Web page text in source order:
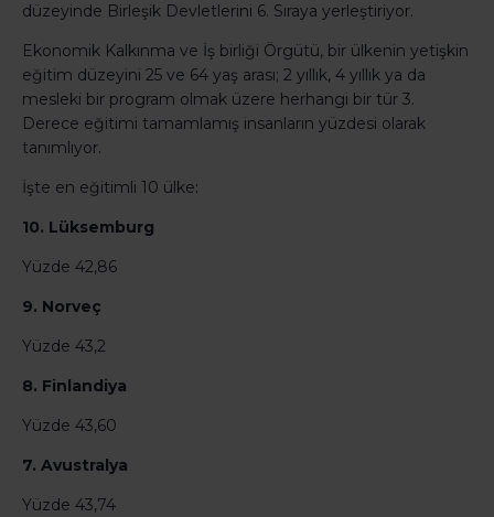
düzeyinde Birleşik Devletlerini 6. Sıraya yerleştiriyor.
Ekonomik Kalkınma ve İş birliği Örgütü, bir ülkenin yetişkin
eğitim düzeyini 25 ve 64 yaş arası; 2 yıllık, 4 yıllık ya da
mesleki bir program olmak üzere herhangi bir tür 3.
Derece eğitimi tamamlamış insanların yüzdesi olarak
tanımlıyor.
İşte en eğitimli 10 ülke:
10. Lüksemburg
Yüzde 42,86
9. Norveç
Yüzde 43,2
8. Finlandiya
Yüzde 43,60
7. Avustralya
Yüzde 43,74